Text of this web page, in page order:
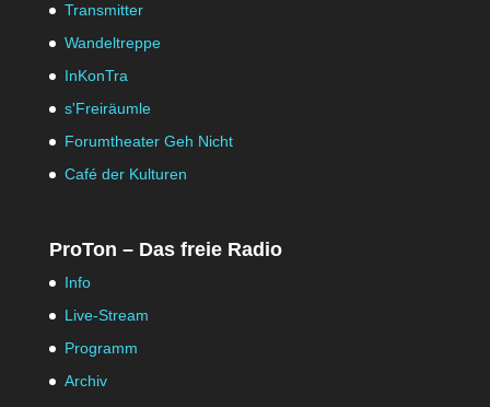
Transmitter
Wandeltreppe
InKonTra
s'Freiräumle
Forumtheater Geh Nicht
Café der Kulturen
ProTon – Das freie Radio
Info
Live-Stream
Programm
Archiv